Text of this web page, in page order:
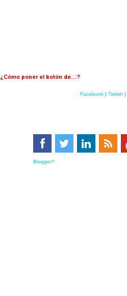
¿Cómo poner el botón de...:?
Facebook | Twitter |
Blogger?